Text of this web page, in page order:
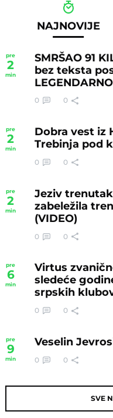
NAJNOVIJE
pre
2
min
SMRŠAO 91
bez teksta
0 0
pre
2
min
Dobra vest iz
Trebinja pod
0 0
pre
2
min
Jeziv
zabeležila
(VIDEO)
0 0
pre
6
min
Virtus
sledeće
srpskih
0 0
pre
9
min
Veselin
0 0
SVE